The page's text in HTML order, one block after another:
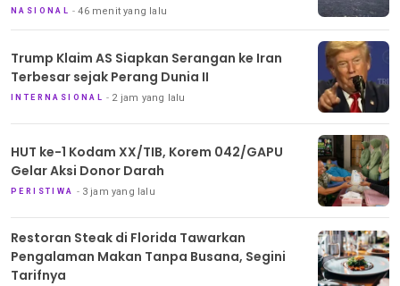
NASIONAL 46 menit yang lalu
Trump Klaim AS Siapkan Serangan ke Iran
Terbesar sejak Perang Dunia II
INTERNASIONAL 2 jam yang lalu
HUT ke-1 Kodam XX/TIB, Korem 042/GAPU
Gelar Aksi Donor Darah
PERISTIWA 3 jam yang lalu
Restoran Steak di Florida Tawarkan
Pengalaman Makan Tanpa Busana, Segini
Tarifnya